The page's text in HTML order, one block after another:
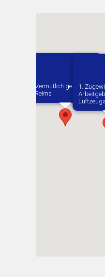
Vermutlich geboren in
Reims
1.